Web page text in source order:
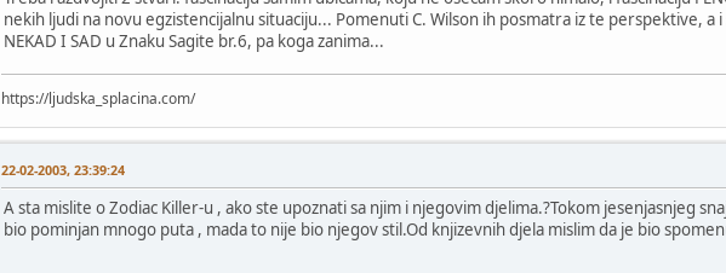
nekih ljudi na novu egzistencijalnu situaciju... Pomenuti C. Wilson ih posmatra iz te perspektive, a
NEKAD I SAD u Znaku Sagite br.6, pa koga zanima...
https://ljudska_splacina.com/
22-02-2003, 23:39:24
A sta mislite o Zodiac Killer-u , ako ste upoznati sa njim i njegovim djelima.?Tokom jesenjasnjeg
bio pominjan mnogo puta , mada to nije bio njegov stil.Od knjizevnih djela mislim da je bio